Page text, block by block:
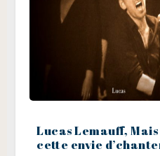
Lucas Lemauff,
cette envie